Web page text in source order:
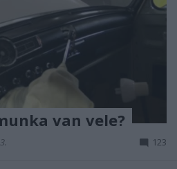
van vele?
123